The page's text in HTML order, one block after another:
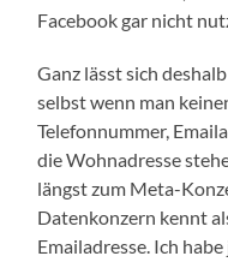
Facebook gar nicht
Ganz lässt sich
selbst wenn man
Telefonnummer,
die Wohnadresse
längst zum Meta-
Datenkonzern kennt
Emailadresse. Ich